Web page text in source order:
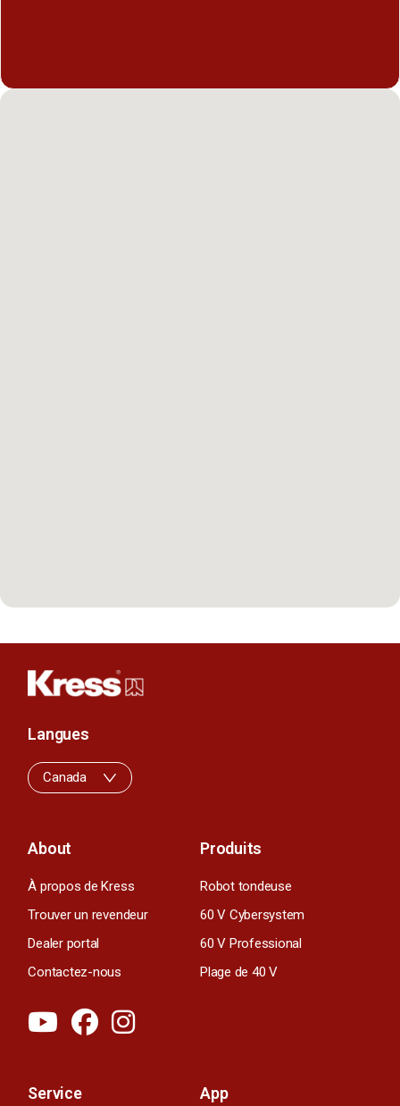
About
À propos de Kress
Trouver un revendeur
Dealer portal
Contactez-nous
Produits
Robot tondeuse
60 V Cybersystem
60 V Professional
Plage de 40 V
Service App
Langues
Canada